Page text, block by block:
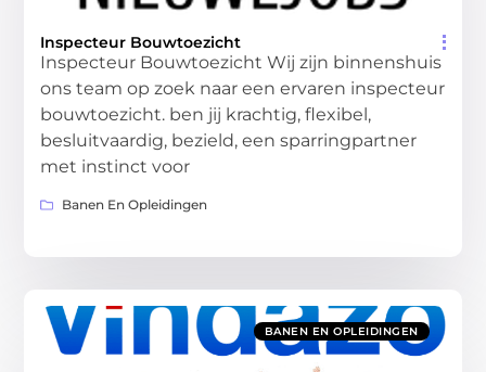
Inspecteur Bouwtoezicht
Inspecteur Bouwtoezicht Wij zijn binnenshuis
ons team op zoek naar een ervaren inspecteur
bouwtoezicht. ben jij krachtig, flexibel,
besluitvaardig, bezield, een sparringpartner
met instinct voor
Banen En Opleidingen
BANEN EN OPLEIDINGEN